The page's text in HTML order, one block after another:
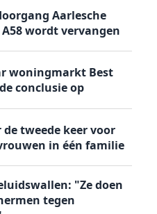
Aarlesche
wordt vervangen
woningmarkt Best
conclusie op
de tweede keer voor
in één familie
"Ze doen
tegen